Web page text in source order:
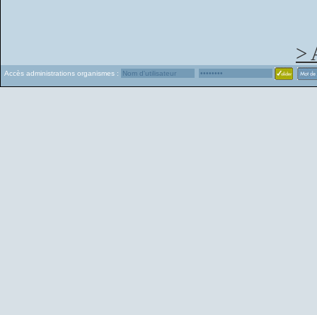
>
Accès administrations organismes :